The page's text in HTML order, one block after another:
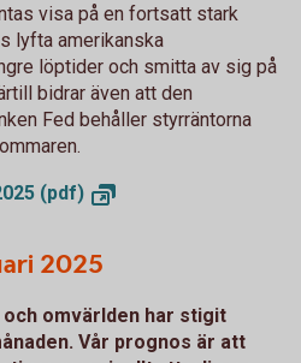
visa på en fortsatt stark
lyfta amerikanska
löptider och smitta av sig på
bidrar även att den
Fed behåller styrräntorna
(pdf)
2025
omvärlden har stigit
Vår prognos är att